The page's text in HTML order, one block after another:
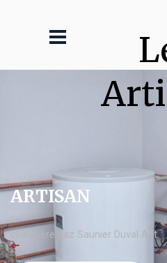
ARTISAN
chaudière gaz Saunier Duval Apt